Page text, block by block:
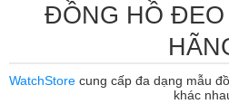
ĐỒNG HỒ ĐEO
WatchStore cung cấp đa dạng mẫu
khác